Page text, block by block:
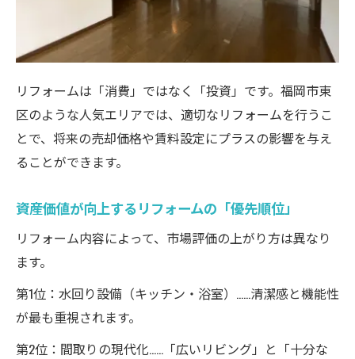
リフォームは「消費」ではなく「投資」です。福岡市東
区のような人気エリアでは、適切なリフォームを行うこ
とで、将来の売却価格や賃料設定にプラスの影響を与え
ることができます。
資産価値が向上するリフォームの「優先順位」
リフォーム内容によって、市場評価の上がり方は異なり
ます。
第1位：水回り設備（キッチン・浴室）……清潔感と機能性
が最も重視されます。
第2位：間取りの現代化……「広いリビング」と「十分な